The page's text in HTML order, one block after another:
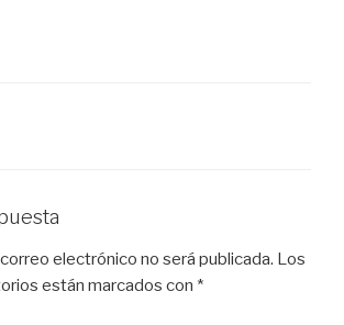
electrónico no será publicada. Los
están marcados con *